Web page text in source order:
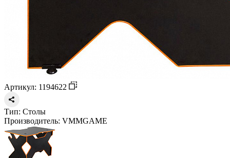
Артикул: 1194622
Тип: Столы
Производитель: VMMGAME